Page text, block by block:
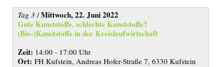
Tag 3 /Mittwoch, 22. Juni 2022
Gute Kunststoffe, schlechte Kunststoffe?
(Bio-)Kunststoffe in der Kreislaufwirtschaft
Zeit: 14:00 - 17:00 Uhr
Ort: FH Kufstein, Andreas Hofer-Straße 7, 6330 Kufstein